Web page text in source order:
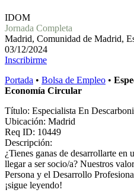
IDOM
Jornada Completa
Madrid, Comunidad de Madrid,
03/12/2024
Inscribirme
Portada • Bolsa de Empleo •
Economía Circular
Título: Especialista En
Ubicación: Madrid
Req ID: 10449
Descripción:
¿Tienes ganas de desarrollarte en
llegar a ser socio/a? Nuestros
Persona y el Desarrollo
¡sigue leyendo!